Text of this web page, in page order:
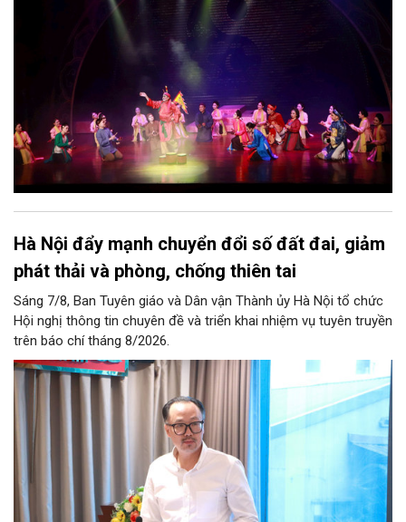
ức, mà là làm thế nào để những giá trị ấy trở thành nguồn lực
phát triển, thành sức mạnh mềm, thành động lực sáng tạo,
thành năng lực cạnh tranh của Thủ đô.
Hà Nội đẩy mạnh chuyển đổi số đất đai, giảm
phát thải và phòng, chống thiên tai
Sáng 7/8, Ban Tuyên giáo và Dân vận Thành ủy Hà Nội tổ chức
Hội nghị thông tin chuyên đề và triển khai nhiệm vụ tuyên truyền
trên báo chí tháng 8/2026.